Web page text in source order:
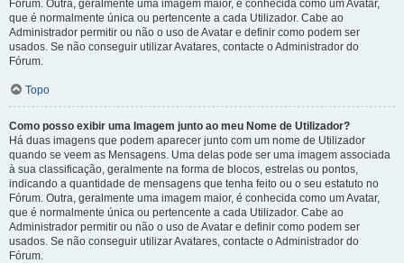
Fórum. Outra, geralmente uma imagem maior, é conhecida como um Avatar,
que é normalmente única ou pertencente a cada Utilizador. Cabe ao
Administrador permitir ou não o uso de Avatar e definir como podem ser
usados. Se não conseguir utilizar Avatares, contacte o Administrador do
Fórum.
Topo
Como posso exibir uma Imagem junto ao meu Nome de Utilizador?
Há duas imagens que podem aparecer junto com um nome de Utilizador
quando se veem as Mensagens. Uma delas pode ser uma imagem associada
à sua classificação, geralmente na forma de blocos, estrelas ou pontos,
indicando a quantidade de mensagens que tenha feito ou o seu estatuto no
Fórum. Outra, geralmente uma imagem maior, é conhecida como um Avatar,
que é normalmente única ou pertencente a cada Utilizador. Cabe ao
Administrador permitir ou não o uso de Avatar e definir como podem ser
usados. Se não conseguir utilizar Avatares, contacte o Administrador do
Fórum.